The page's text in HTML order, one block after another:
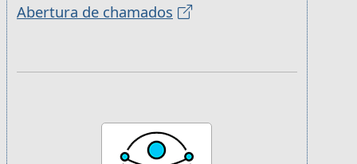
Abertura de chamados